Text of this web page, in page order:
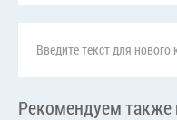
Рекомендуем также